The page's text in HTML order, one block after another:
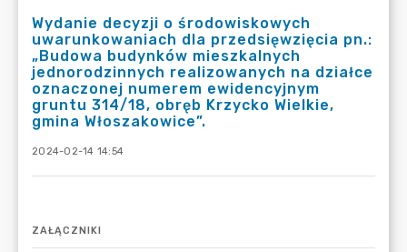
Wydanie decyzji o środowiskowych
uwarunkowaniach dla przedsięwzięcia pn.:
„Budowa budynków mieszkalnych
jednorodzinnych realizowanych na działce
oznaczonej numerem ewidencyjnym
gruntu 314/18, obręb Krzycko Wielkie,
gmina Włoszakowice”.
2024-02-14 14:54
ZAŁĄCZNIKI